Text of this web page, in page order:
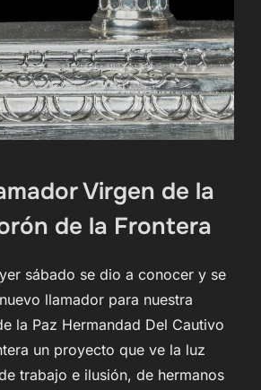
Virgen de la
de la Frontera
sábado se dio a conocer y se
llamador para nuestra
la Paz Hermandad Del Cautivo
un proyecto que ve la luz
trabajo e ilusión, de hermanos